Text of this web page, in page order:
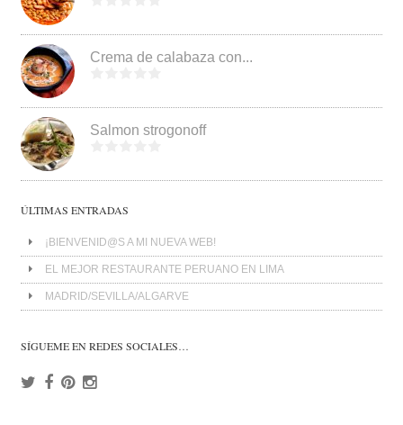
Crema de calabaza con...
Salmon strogonoff
ÚLTIMAS ENTRADAS
¡BIENVENID@S A MI NUEVA WEB!
EL MEJOR RESTAURANTE PERUANO EN LIMA
MADRID/SEVILLA/ALGARVE
SÍGUEME EN REDES SOCIALES…